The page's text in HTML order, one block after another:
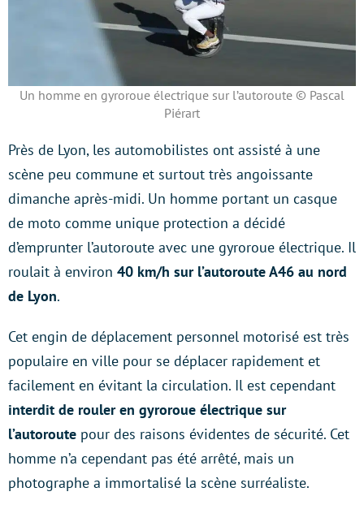
Un homme en gyroroue électrique sur l’autoroute © Pascal
Piérart
Près de Lyon, les automobilistes ont assisté à une
scène peu commune et surtout très angoissante
dimanche après-midi. Un homme portant un casque
de moto comme unique protection a décidé
d’emprunter l’autoroute avec une gyroroue électrique. Il
roulait à environ 40 km/h sur l’autoroute A46 au nord
de Lyon.
Cet engin de déplacement personnel motorisé est très
populaire en ville pour se déplacer rapidement et
facilement en évitant la circulation. Il est cependant
interdit de rouler en gyroroue électrique sur
l’autoroute pour des raisons évidentes de sécurité. Cet
homme n’a cependant pas été arrêté, mais un
photographe a immortalisé la scène surréaliste.